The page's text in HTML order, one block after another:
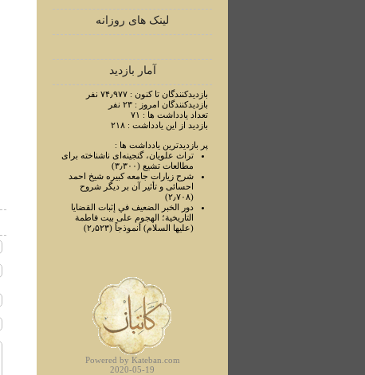
لینک های روزانه
آمار بازدید
بازدیدکنندگان تا کنون : ۷۴٫۹۷۷ نفر
بازدیدکنندگان امروز : ۲۳ نفر
تعداد یادداشت ها : ۷۱
بازدید از این یادداشت : ۲۱۸
پر بازدیدترین یادداشت ها :
تراث علويان، گنجينه‌ای ناشناخته برای
مطالعات تشيع (۳٫۳۰۰)
شرح زيارات جامعه کبيره شيخ احمد
احسائی و تأثير آن بر ديگر شروح
(۲٫۷۰۸)
دور الخبر الضعيف في إثبات القضايا
التاريخية؛ الهجوم علی بيت فاطمة
(عليها السلام) أنموذجاً (۲٫۵۲۳)
Powered by Kateban.com
2020-05-19